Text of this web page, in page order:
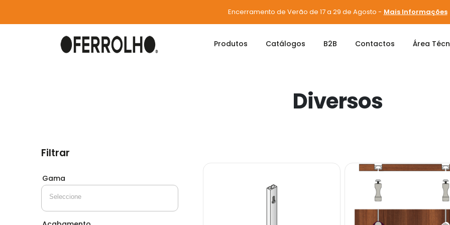
Encerramento de Verão de 17 a 29 de Agosto - Mais Informações
Produtos Catálogos B2B Contactos Área
Home Produtos Mobiliário
Diversos
Filtrar
Gama